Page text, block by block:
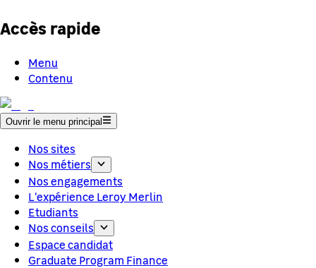
Accès rapide
Menu
Contenu
Ouvrir le menu principal
Nos sites
Nos métiers
Nos engagements
L'expérience Leroy Merlin
Etudiants
Nos conseils
Espace candidat
Graduate Program Finance